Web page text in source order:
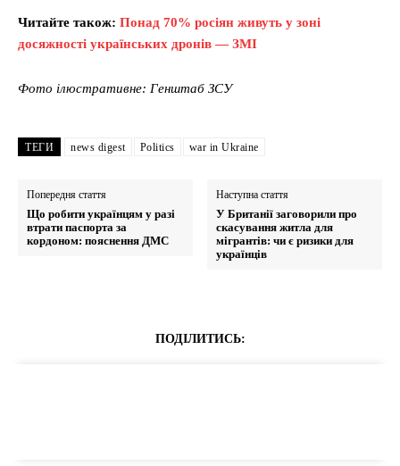
Читайте також: Понад 70% росіян живуть у зоні
досяжності українських дронів — ЗМІ
Фото ілюстративне: Генштаб ЗСУ
ТЕГИ news digest Politics war in Ukraine
Попередня стаття
Що робити українцям у разі
втрати паспорта за
кордоном: пояснення ДМС
Наступна стаття
У Британії заговорили про
скасування житла для
мігрантів: чи є ризики для
українців
ПОДІЛИТИСЬ: